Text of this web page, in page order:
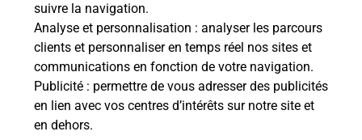
suivre la navigation.
Analyse et personnalisation : analyser les parcours
clients et personnaliser en temps réel nos sites et
communications en fonction de votre navigation.
Publicité : permettre de vous adresser des publicités
en lien avec vos centres d’intérêts sur notre site et
en dehors.
30 RUE DIDIER DIDEROT
52190 CHASSIGNY
En savoir plus
Malin !